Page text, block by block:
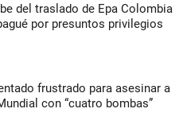
del traslado de Epa Colombia
por presuntos privilegios
frustrado para asesinar a
con “cuatro bombas”